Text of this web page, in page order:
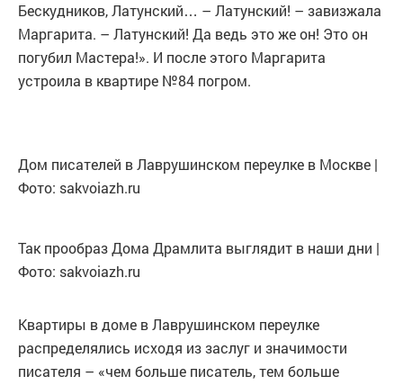
Бескудников, Латунский… – Латунский! – завизжала
Маргарита. – Латунский! Да ведь это же он! Это он
погубил Мастера!». И после этого Маргарита
устроила в квартире №84 погром.
Дом писателей в Лаврушинском переулке в Москве |
Фото: sakvoiazh.ru
Так прообраз Дома Драмлита выглядит в наши дни |
Фото: sakvoiazh.ru
Квартиры в доме в Лаврушинском переулке
распределялись исходя из заслуг и значимости
писателя – «чем больше писатель, тем больше